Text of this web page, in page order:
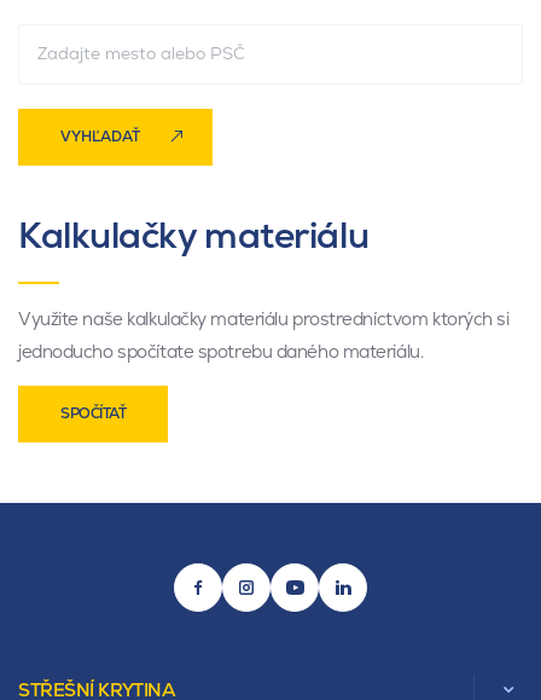
VYHĽADAŤ
Kalkulačky materiálu
Využite naše kalkulačky materiálu prostredníctvom ktorých si
jednoducho spočítate spotrebu daného materiálu.
SPOČÍTAŤ
STŘEŠNÍ KRYTINA